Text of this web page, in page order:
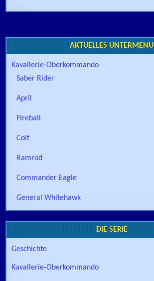
AKTUELLES UNTERMENÜ
Kavallerie-Oberkommando
Saber Rider
April
Fireball
Colt
Ramrod
Commander Eagle
General Whitehawk
DIE SERIE
Geschichte
Kavallerie-Oberkommando